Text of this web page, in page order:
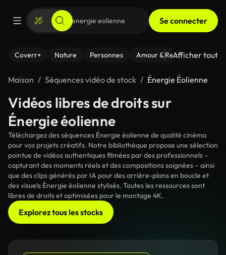
Se connecter
Coverr+ Nature Personnes Amour & Relations Le
Afficher tout
Maison Séquences vidéo de stock Énergie Éolienne
Vidéos libres de droits sur
Énergie éolienne
Téléchargez des séquences Énergie éolienne de qualité cinéma
pour vos projets créatifs. Notre bibliothèque propose une sélection
pointue de vidéos authentiques filmées par des professionnels –
capturant des moments réels et des compositions soignées – ainsi
que des clips générés par IA pour des arrière-plans en boucle et
des visuels Énergie éolienne stylisés. Toutes les ressources sont
libres de droits et optimisées pour le montage 4K.
Explorez tous les stocks